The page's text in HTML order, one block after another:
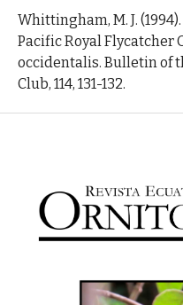
Whittingham, M. J.
Pacific Royal Flycatcher
occidentalis. Bulletin of
Club, 114, 131-132.